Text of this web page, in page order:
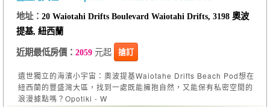
地址： 20 Waiotahi Drifts Boulevard Waiotahi Drifts, 3198 奧波
提基, 紐西蘭
近期最低房價： 2059元起 搶訂
遺世獨立的海濱小宇宙：奧波提基Waiotahe Drifts Beach Pod想在
紐西蘭的豐盛灣大區，找到一處既能擁抱自然，又能保有私密空間的
浪漫據點嗎？Opotiki - W